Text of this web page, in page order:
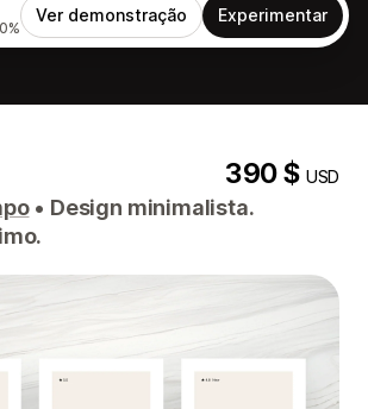
Ver demonstração Experimentar
390 $USD
• Design minimalista.